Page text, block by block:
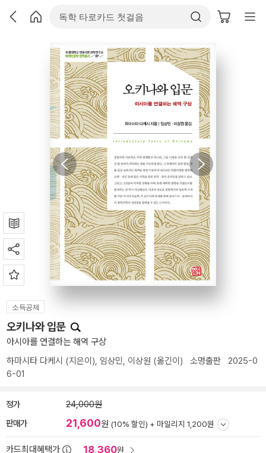
소득공제
오키나와 입문
아시아를 연결하는 해역 구상
하마시타 다케시 (지은이), 임상민, 이상원 (옮긴이) 소명출판 2025-0
6-01
정가 24,000원
판매가 21,600원 (10% 할인) + 마일리지 1,200원
카드최대혜택가 18,360원